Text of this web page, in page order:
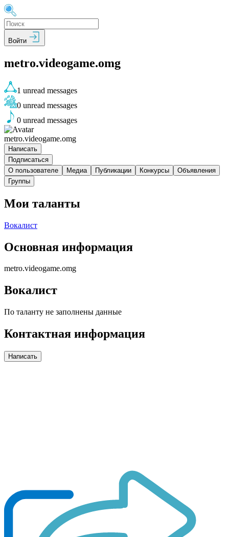
Войти
metro.videogame.omg
1 unread messages
0 unread messages
0 unread messages
metro.videogame.omg
Написать
Подписаться
О пользователе
Медиа Публикации Конкурсы
Объявления
Группы
Мои таланты
Вокалист
Основная информация
metro.videogame.omg
Вокалист
По таланту не заполнены данные
Контактная информация
Написать